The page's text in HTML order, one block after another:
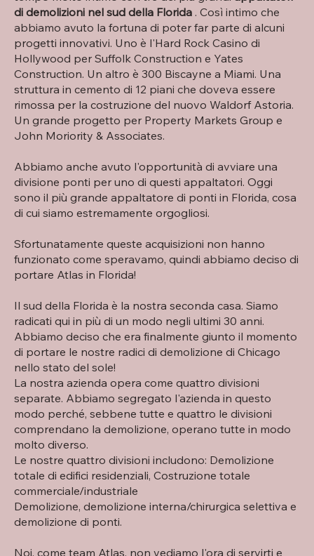
di demolizioni nel sud della Florida . Così intimo che
abbiamo avuto la fortuna di poter far parte di alcuni
progetti innovativi. Uno è l'Hard Rock Casino di
Hollywood per Suffolk Construction e Yates
Construction. Un altro è 300 Biscayne a Miami. Una
struttura in cemento di 12 piani che doveva essere
rimossa per la costruzione del nuovo Waldorf Astoria.
Un grande progetto per Property Markets Group e
John Moriority & Associates.
Abbiamo anche avuto l'opportunità di avviare una
divisione ponti per uno di questi appaltatori. Oggi
sono il più grande appaltatore di ponti in Florida, cosa
di cui siamo estremamente orgogliosi.
Sfortunatamente queste acquisizioni non hanno
funzionato come speravamo, quindi abbiamo deciso di
portare Atlas in Florida!
Il sud della Florida è la nostra seconda casa. Siamo
radicati qui in più di un modo negli ultimi 30 anni.
Abbiamo deciso che era finalmente giunto il momento
di portare le nostre radici di demolizione di Chicago
nello stato del sole!
La nostra azienda opera come quattro divisioni
separate. Abbiamo segregato l'azienda in questo
modo perché, sebbene tutte e quattro le divisioni
comprendano la demolizione, operano tutte in modo
molto diverso.
Le nostre quattro divisioni includono: Demolizione
totale di edifici residenziali, Costruzione totale
commerciale/industriale
Demolizione, demolizione interna/chirurgica selettiva e
demolizione di ponti.
Noi, come team Atlas, non vediamo l'ora di servirti e